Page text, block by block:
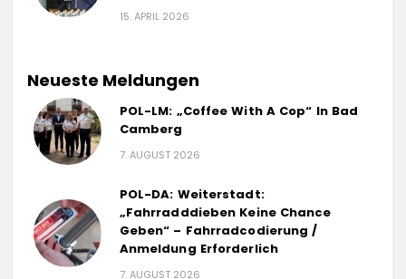
15. APRIL 2026
Neueste Meldungen
POL-LM: „Coffee With A Cop“ In Bad
Camberg
7. AUGUST 2026
POL-DA: Weiterstadt:
„Fahrradddieben Keine Chance
Geben“ – Fahrradcodierung /
Anmeldung Erforderlich
7. AUGUST 2026